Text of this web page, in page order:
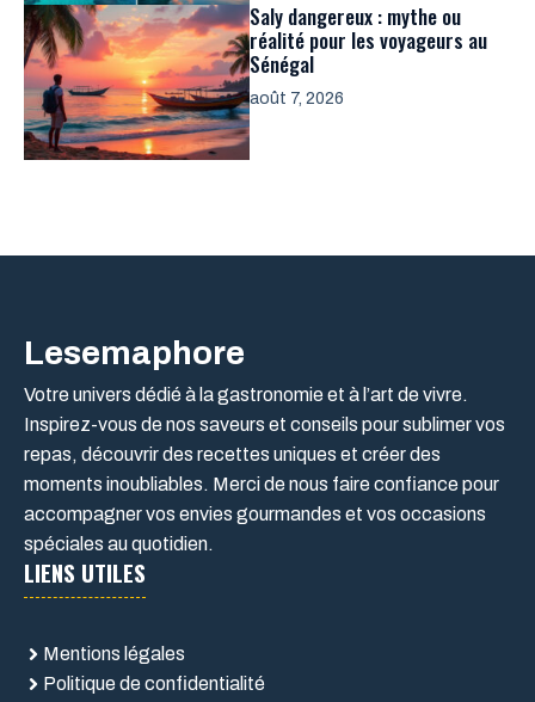
Saly dangereux : mythe ou
réalité pour les voyageurs au
Sénégal
août 7, 2026
Lesemaphore
Votre univers dédié à la gastronomie et à l’art de vivre.
Inspirez-vous de nos saveurs et conseils pour sublimer vos
repas, découvrir des recettes uniques et créer des
moments inoubliables. Merci de nous faire confiance pour
accompagner vos envies gourmandes et vos occasions
spéciales au quotidien.
LIENS UTILES
Mentions légales
Politique de confidentialité